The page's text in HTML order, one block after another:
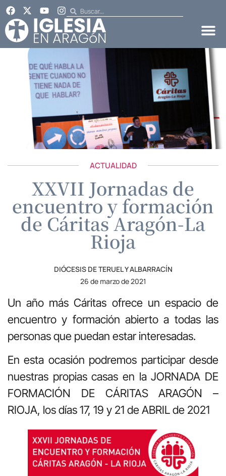
ACTUALIDAD
XXVII Jornadas de
encuentro y formación
de Cáritas Aragón-La
Rioja
DIÓCESIS DE TERUEL Y ALBARRACÍN
26 de marzo de 2021
Un año más Cáritas ofrece un espacio de
encuentro y formación abierto a todas las
personas que puedan estar interesadas.
En esta ocasión podremos participar desde
nuestras propias casas en la JORNADA DE
FORMACIÓN DE CÁRITAS ARAGÓN –
RIOJA, los días 17, 19 y 21 de ABRIL de 2021